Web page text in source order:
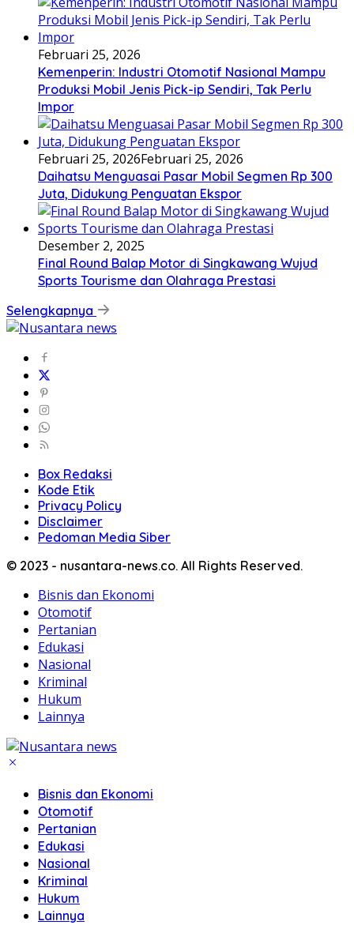
Februari 25, 2026
Kemenperin: Industri Otomotif Nasional Mampu
Produksi Mobil Jenis Pick-ip Sendiri, Tak Perlu
Impor
Februari 25, 2026Februari 25, 2026
Daihatsu Menguasai Pasar Mobil Segmen Rp 300
Juta, Didukung Penguatan Ekspor
Desember 2, 2025
Final Round Balap Motor di Singkawang Wujud
Sports Tourisme dan Olahraga Prestasi
Selengkapnya
Box Redaksi
Kode Etik
Privacy Policy
Disclaimer
Pedoman Media Siber
© 2023 - nusantara-news.co. All Rights Reserved.
Bisnis dan Ekonomi
Otomotif
Pertanian
Edukasi
Nasional
Kriminal
Hukum
Lainnya
Bisnis dan Ekonomi
Otomotif
Pertanian
Edukasi
Nasional
Kriminal
Hukum
Lainnya